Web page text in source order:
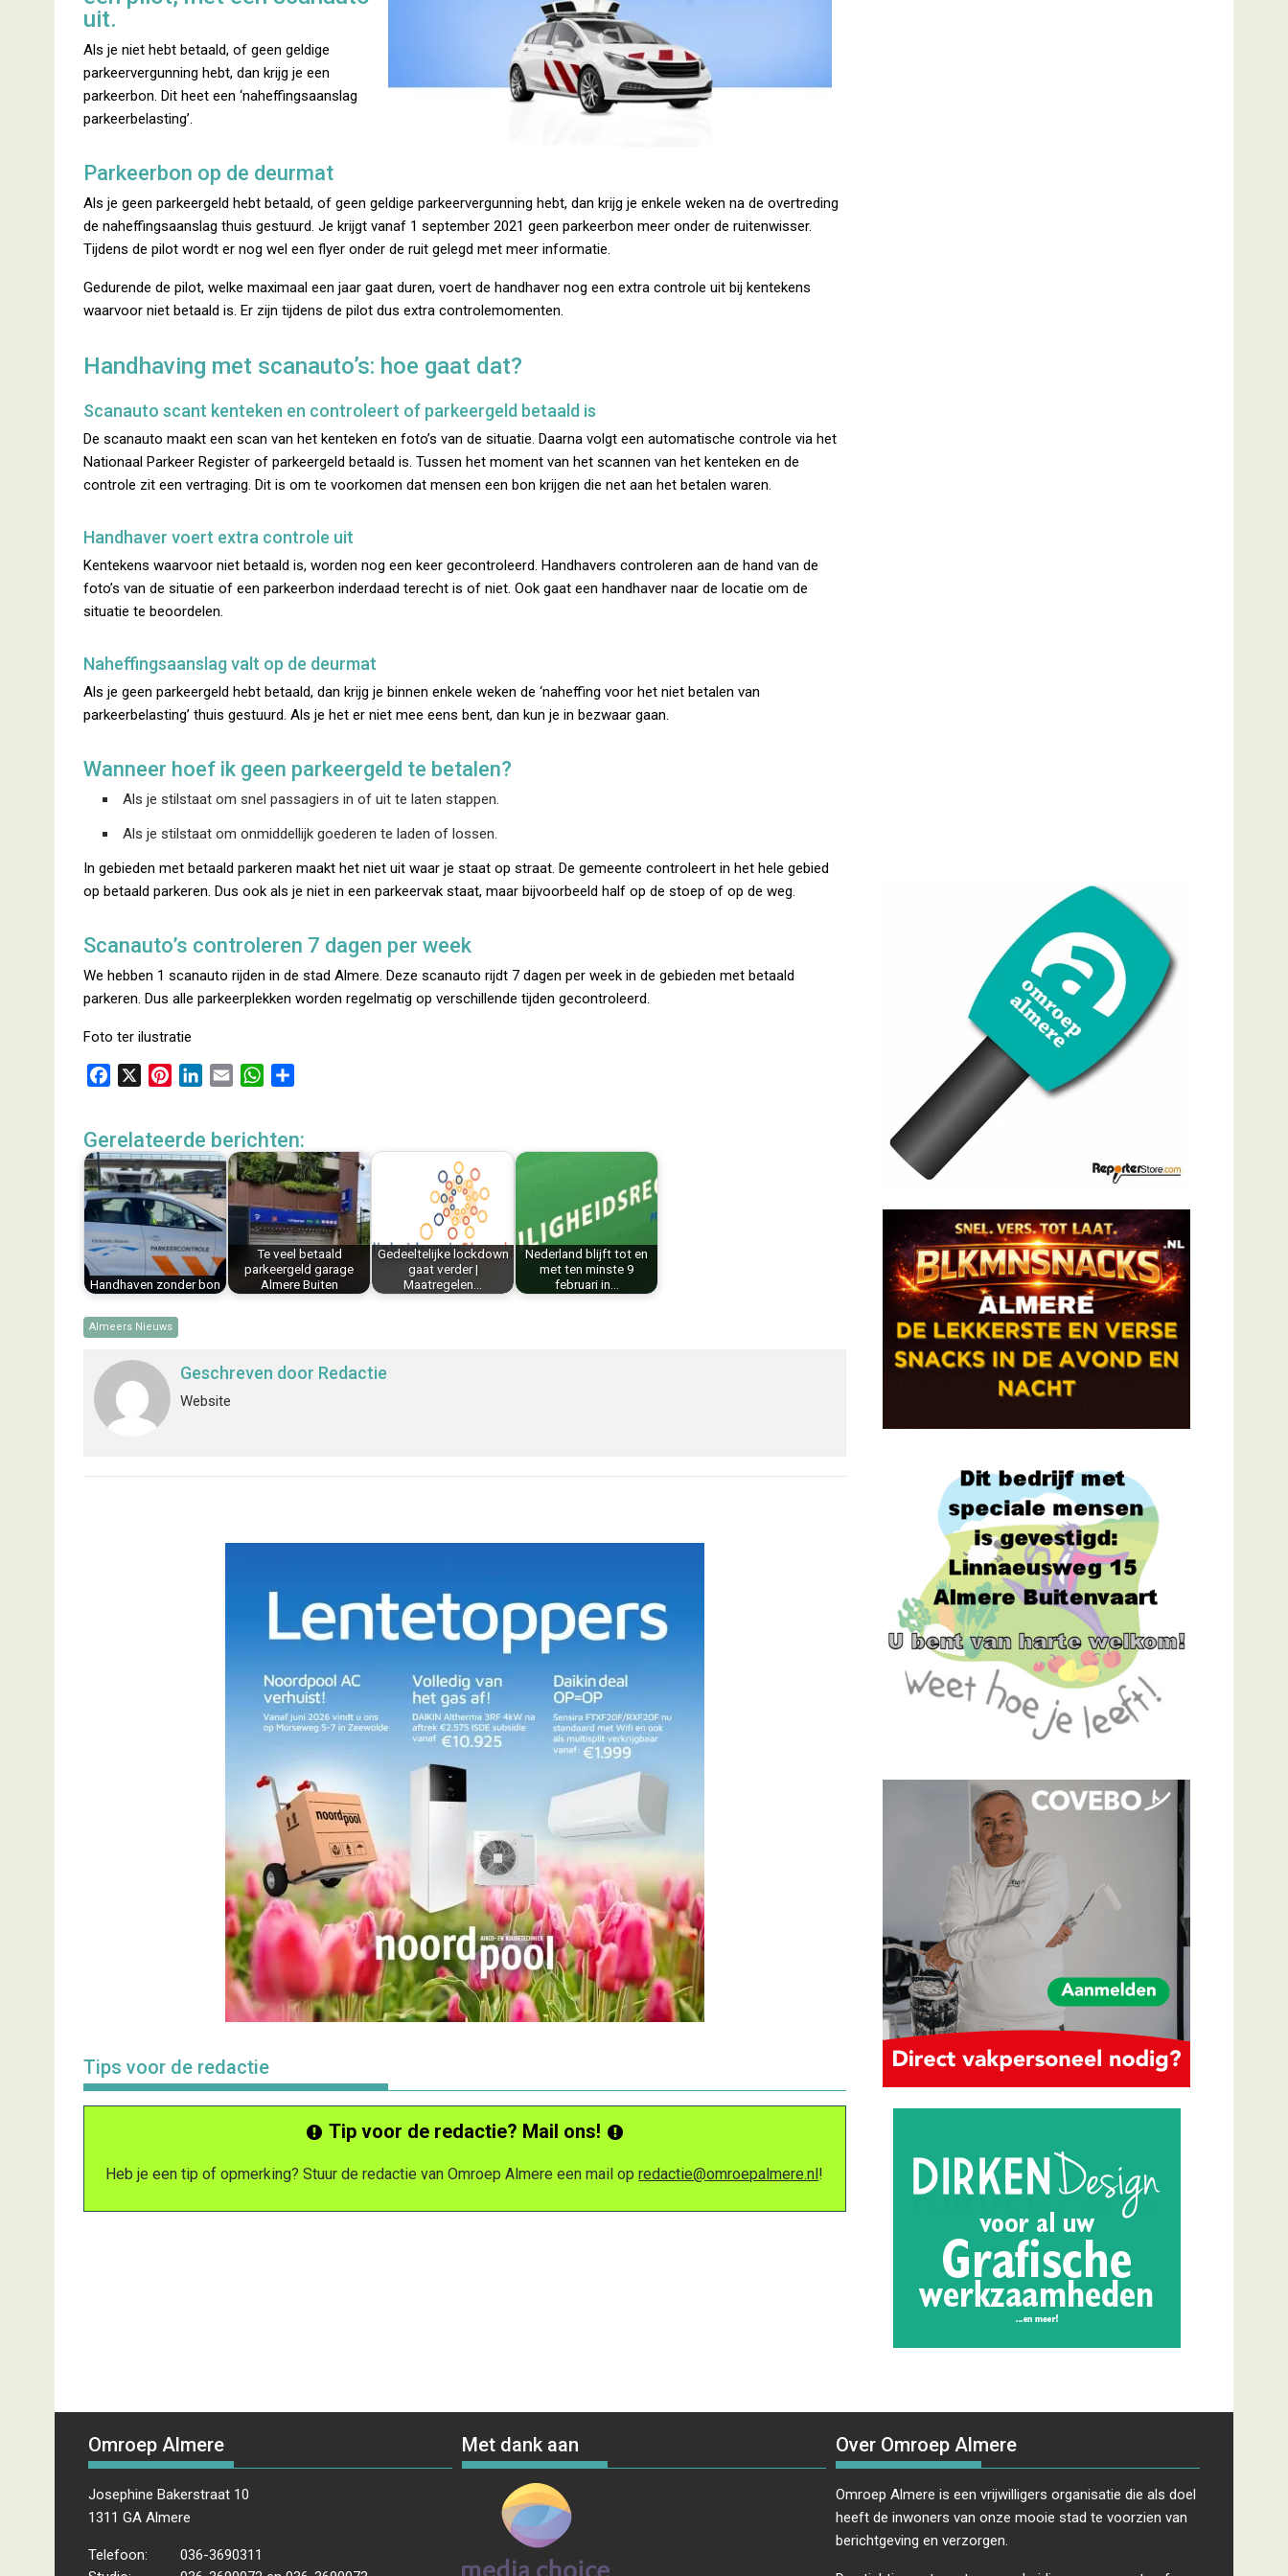
uit.
Als je niet hebt betaald, of geen geldige
parkeervergunning hebt, dan krijg je een
parkeerbon. Dit heet een ‘naheffingsaanslag
parkeerbelasting’.
Parkeerbon op de deurmat
Als je geen parkeergeld hebt betaald, of geen geldige parkeervergunning hebt, dan krijg je enkele weken na de overtreding
de naheffingsaanslag thuis gestuurd. Je krijgt vanaf 1 september 2021 geen parkeerbon meer onder de ruitenwisser.
Tijdens de pilot wordt er nog wel een flyer onder de ruit gelegd met meer informatie.
Gedurende de pilot, welke maximaal een jaar gaat duren, voert de handhaver nog een extra controle uit bij kentekens
waarvoor niet betaald is. Er zijn tijdens de pilot dus extra controlemomenten.
Handhaving met scanauto’s: hoe gaat dat?
Scanauto scant kenteken en controleert of parkeergeld betaald is
De scanauto maakt een scan van het kenteken en foto’s van de situatie. Daarna volgt een automatische controle via het
Nationaal Parkeer Register of parkeergeld betaald is. Tussen het moment van het scannen van het kenteken en de
controle zit een vertraging. Dit is om te voorkomen dat mensen een bon krijgen die net aan het betalen waren.
Handhaver voert extra controle uit
Kentekens waarvoor niet betaald is, worden nog een keer gecontroleerd. Handhavers controleren aan de hand van de
foto’s van de situatie of een parkeerbon inderdaad terecht is of niet. Ook gaat een handhaver naar de locatie om de
situatie te beoordelen.
Naheffingsaanslag valt op de deurmat
Als je geen parkeergeld hebt betaald, dan krijg je binnen enkele weken de ‘naheffing voor het niet betalen van
parkeerbelasting’ thuis gestuurd. Als je het er niet mee eens bent, dan kun je in bezwaar gaan.
Wanneer hoef ik geen parkeergeld te betalen?
Als je stilstaat om snel passagiers in of uit te laten stappen.
Als je stilstaat om onmiddellijk goederen te laden of lossen.
In gebieden met betaald parkeren maakt het niet uit waar je staat op straat. De gemeente controleert in het hele gebied
op betaald parkeren. Dus ook als je niet in een parkeervak staat, maar bijvoorbeeld half op de stoep of op de weg.
Scanauto’s controleren 7 dagen per week
We hebben 1 scanauto rijden in de stad Almere. Deze scanauto rijdt 7 dagen per week in de gebieden met betaald
parkeren. Dus alle parkeerplekken worden regelmatig op verschillende tijden gecontroleerd.
Foto ter ilustratie
e
b
o
o
k
t
e
r
e
t
k
e
d
I
n
i
l
W
t
s
A
p
p
e
n
Gerelateerde berichten:
Handhaven zonder bon
Te veel betaald
parkeergeld garage
Almere Buiten
Gedeeltelijke lockdown
gaat verder |
Maatregelen…
Nederland blijft tot en
met ten minste 9
februari in…
Almeers Nieuws
Geschreven door Redactie
Website
Tips voor de redactie
Tip voor de redactie? Mail ons!
Heb je een tip of opmerking? Stuur de redactie van Omroep Almere een mail opredactie@omroepalmere.nl!
Omroep Almere
Josephine Bakerstraat 10
1311 GA Almere
Telefoon:
036-3690311
Met dank aan Over Omroep Almere
Omroep Almere is een vrijwilligers organisatie die als doel
heeft de inwoners van onze mooie stad te voorzien van
berichtgeving en verzorgen.